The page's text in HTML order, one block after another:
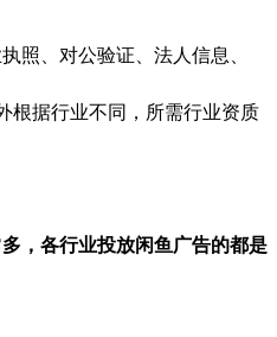
照、对公验证、法人信息、
根据行业不同，所需行业资质
，各行业投放闲鱼广告的都是